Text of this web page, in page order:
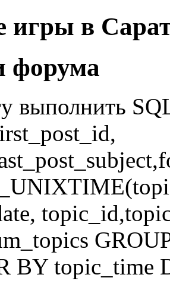
игры в
форума
выполнить
BY topic_time